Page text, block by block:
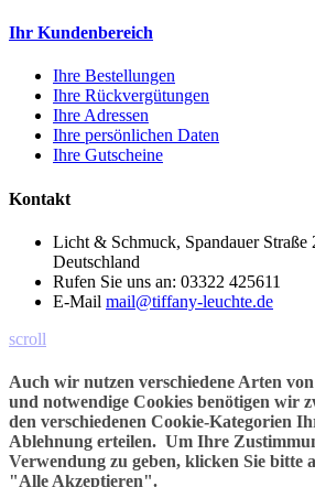
Ihr Kundenbereich
Ihre Bestellungen
Ihre Rückvergütungen
Ihre Adressen
Ihre persönlichen Daten
Ihre Gutscheine
Kontakt
Licht & Schmuck, Spandauer Straße
Deutschland
Rufen Sie uns an: 03322 425611
E-Mail mail@tiffany-leuchte.de
scroll
Auch wir nutzen verschiedene Arten
und notwendige Cookies benötigen wir
den verschiedenen Cookie-Kategorien
Ablehnung erteilen. Um Ihre
Verwendung zu geben, klicken Sie bitte
"Alle Akzeptieren".